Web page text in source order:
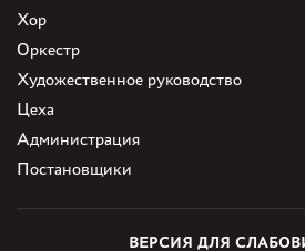
Хор
Оркестр
Художественное руководство
Цеха
Администрация
Постановщики
ВЕРСИЯ ДЛЯ